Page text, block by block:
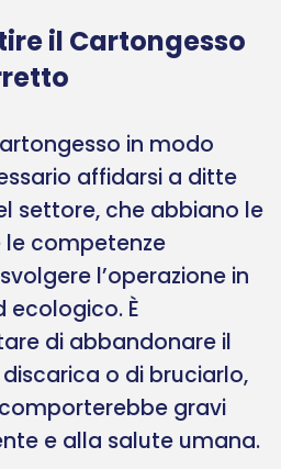
il Cartongesso
in modo
affidarsi a ditte
settore, che abbiano le
le competenze
l’operazione in
ecologico. È
di abbandonare il
o di bruciarlo,
gravi
e alla salute umana.